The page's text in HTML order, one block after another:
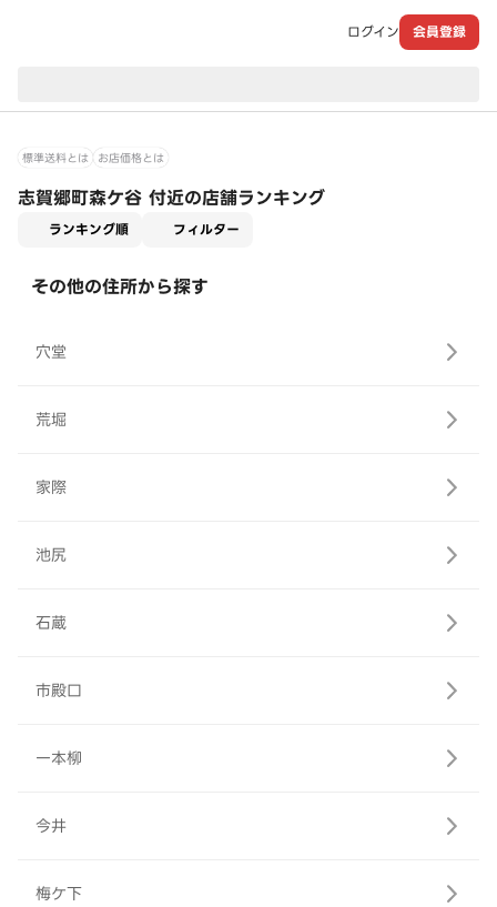
ログイン 会員登録
標準送料とは お店価格とは
志賀郷町森ケ谷 付近の店舗ランキング
ランキング順 フィルター
その他の住所から探す
穴堂
荒堀
家際
池尻
石蔵
市殿口
一本柳
今井
梅ケ下